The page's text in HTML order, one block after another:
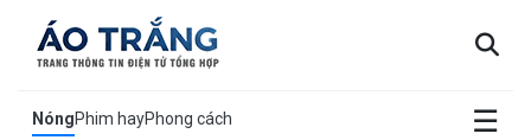
NóngPhim hayPhong cách ☰
×